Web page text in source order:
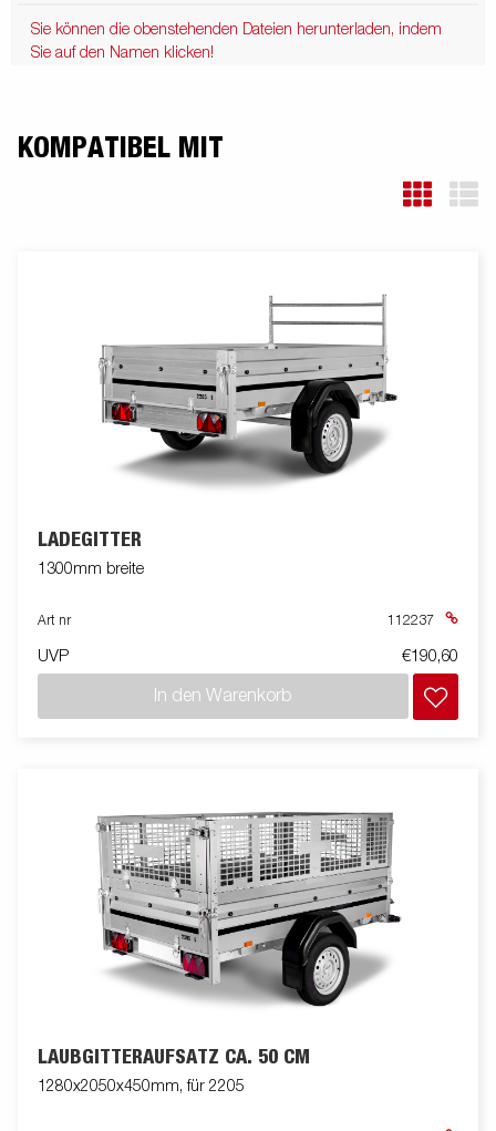
Sie können die obenstehenden Dateien herunterladen, indem
Sie auf den Namen klicken!
KOMPATIBEL MIT
LADEGITTER
1300mm breite
Art nr 112237
UVP €190,60
In den Warenkorb
LAUBGITTERAUFSATZ CA. 50 CM
1280x2050x450mm, für 2205